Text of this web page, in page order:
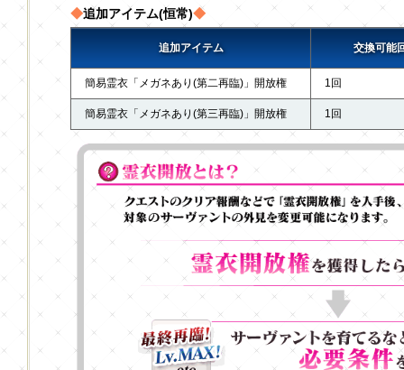
◆追加アイテム(恒常)◆
追加アイテム 交換可能
簡易霊衣「メガネあり(第二再臨)」開放権 1回
簡易霊衣「メガネあり(第三再臨)」開放権 1回